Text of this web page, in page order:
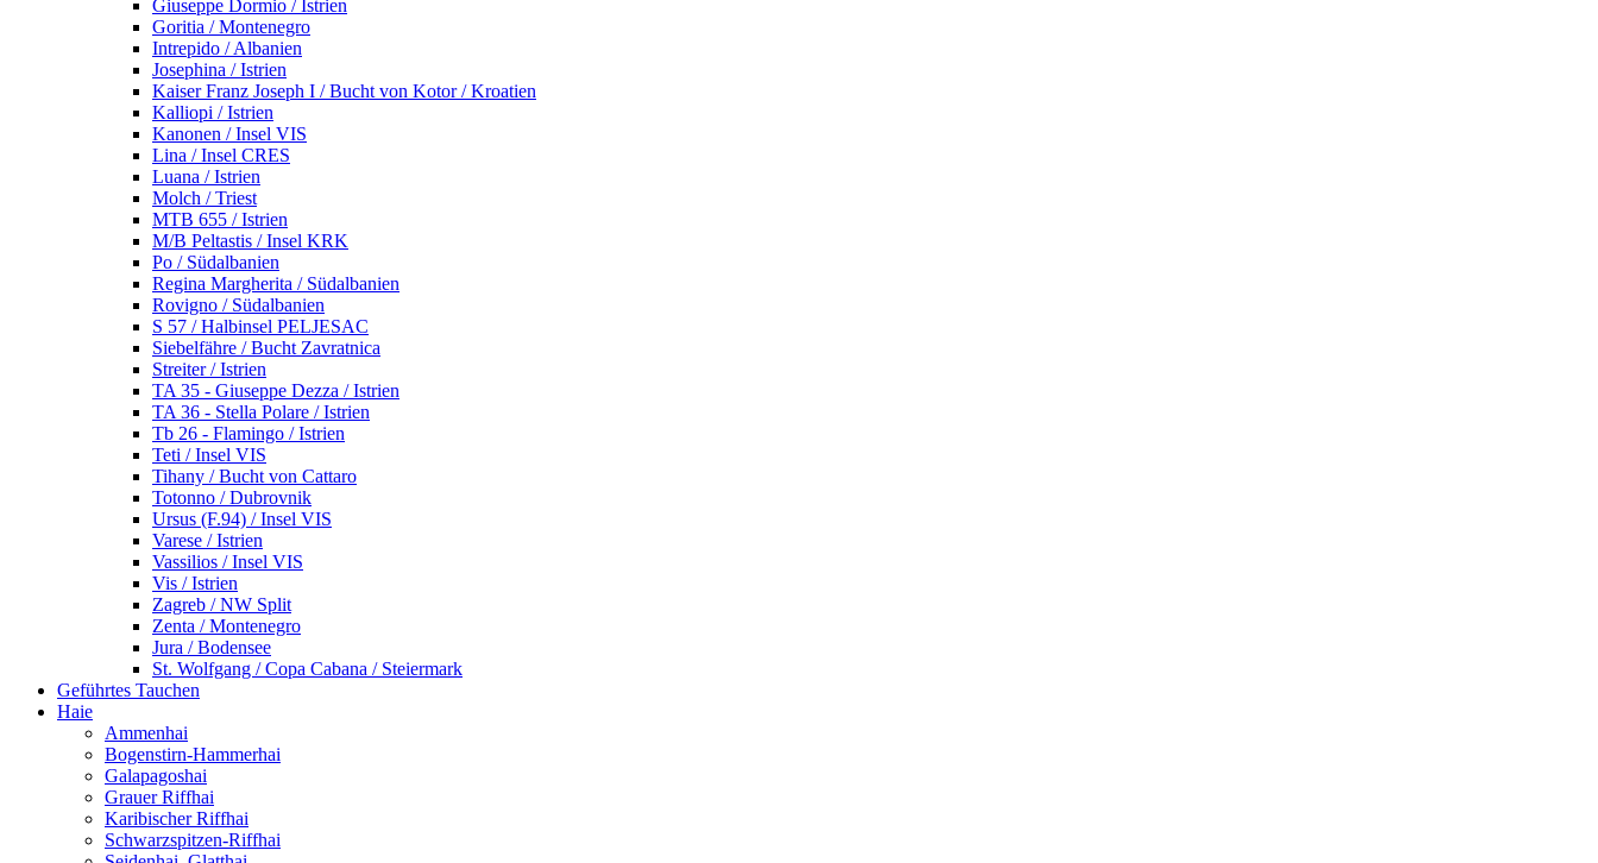
Giuseppe Dormio / Istrien
Goritia / Montenegro
Intrepido / Albanien
Josephina / Istrien
Kaiser Franz Joseph I / Bucht von Kotor / Kroatien
Kalliopi / Istrien
Kanonen / Insel VIS
Lina / Insel CRES
Luana / Istrien
Molch / Triest
MTB 655 / Istrien
M/B Peltastis / Insel KRK
Po / Südalbanien
Regina Margherita / Südalbanien
Rovigno / Südalbanien
S 57 / Halbinsel PELJESAC
Siebelfähre / Bucht Zavratnica
Streiter / Istrien
TA 35 - Giuseppe Dezza / Istrien
TA 36 - Stella Polare / Istrien
Tb 26 - Flamingo / Istrien
Teti / Insel VIS
Tihany / Bucht von Cattaro
Totonno / Dubrovnik
Ursus (F.94) / Insel VIS
Varese / Istrien
Vassilios / Insel VIS
Vis / Istrien
Zagreb / NW Split
Zenta / Montenegro
Jura / Bodensee
St. Wolfgang / Copa Cabana / Steiermark
Geführtes Tauchen
Haie
Ammenhai
Bogenstirn-Hammerhai
Galapagoshai
Grauer Riffhai
Karibischer Riffhai
Schwarzspitzen-Riffhai